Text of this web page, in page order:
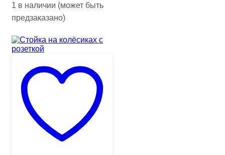
1 в наличии (может быть
предзаказано)